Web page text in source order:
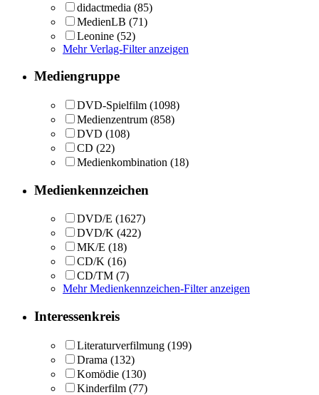
didactmedia (85)
MedienLB (71)
Leonine (52)
Mehr Verlag-Filter anzeigen
Mediengruppe
DVD-Spielfilm (1098)
Medienzentrum (858)
DVD (108)
CD (22)
Medienkombination (18)
Medienkennzeichen
DVD/E (1627)
DVD/K (422)
MK/E (18)
CD/K (16)
CD/TM (7)
Mehr Medienkennzeichen-Filter anzeigen
Interessenkreis
Literaturverfilmung (199)
Drama (132)
Komödie (130)
Kinderfilm (77)